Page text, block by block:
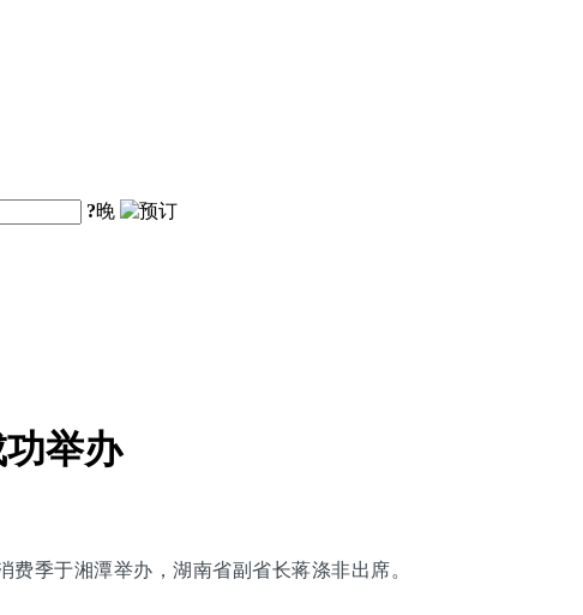
?晚
举办
季于湘潭举办，湖南省副省长蒋涤非出席。